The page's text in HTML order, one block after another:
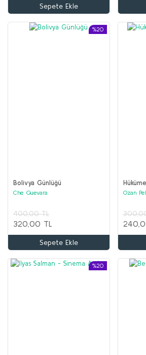
Sepete Ekle
%20
Bolivya Günlüğü
Che Guevara
400,00 TL
320,00 TL
Sepete Ekle
Ozan
%20